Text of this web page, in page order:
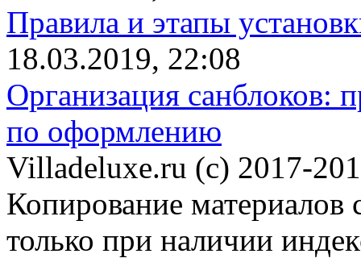
Правила и этапы
18.03.2019, 22:08
Организация санблоков:
по оформлению
Villadeluxe.ru (c) 2017-
Копирование материалов
только при наличии